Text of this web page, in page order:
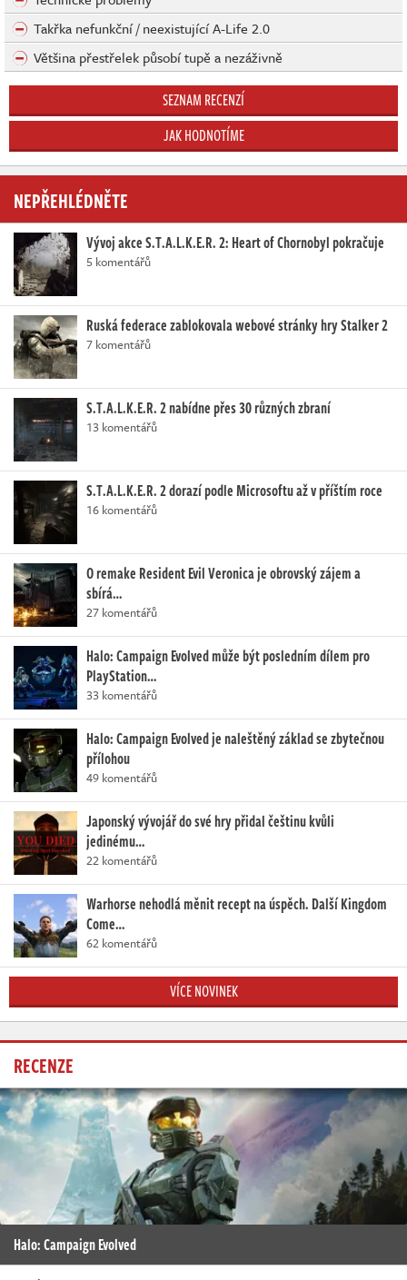
Takřka nefunkční / neexistující A-Life 2.0
Většina přestřelek působí tupě a nezáživně
SEZNAM RECENZÍ
JAK HODNOTÍME
NEPŘEHLÉDNĚTE
Vývoj akce S.T.A.L.K.E.R. 2: Heart of Chornobyl pokračuje
5 komentářů
Ruská federace zablokovala webové stránky hry Stalker 2
7 komentářů
S.T.A.L.K.E.R. 2 nabídne přes 30 různých zbraní
13 komentářů
S.T.A.L.K.E.R. 2 dorazí podle Microsoftu až v příštím roce
16 komentářů
O remake Resident Evil Veronica je obrovský zájem a
sbírá…
27 komentářů
Halo: Campaign Evolved může být posledním dílem pro
PlayStation…
33 komentářů
Halo: Campaign Evolved je naleštěný základ se zbytečnou
přílohou
49 komentářů
Japonský vývojář do své hry přidal češtinu kvůli
jedinému…
22 komentářů
Warhorse nehodlá měnit recept na úspěch. Další Kingdom
Come…
62 komentářů
VÍCE NOVINEK
RECENZE
Halo: Campaign Evolved